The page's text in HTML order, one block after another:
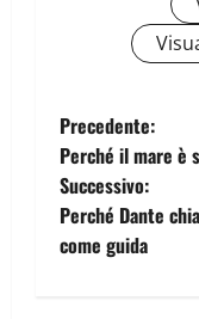
Precedente:
Perché il mare è
Successivo:
Perché Dante
come guida